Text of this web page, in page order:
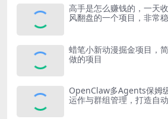
高手是怎么赚钱的，一天
风翻盘的一个项目，非常
蜡笔小新动漫掘金项目，
做的项目
OpenClaw多Agents保姆
运作与群组管理，打造自